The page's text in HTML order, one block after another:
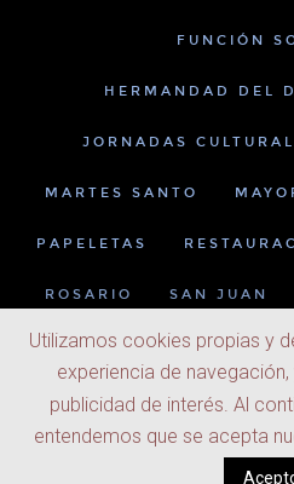
FUNCIÓN
HERMANDAD DEL
JORNADAS
MARTES SANTO
PAPELETAS
ROSARIO SAN JUAN
Utilizamos cookies propias y
experiencia de
publicidad de interés. Al
entendemos que se acepta